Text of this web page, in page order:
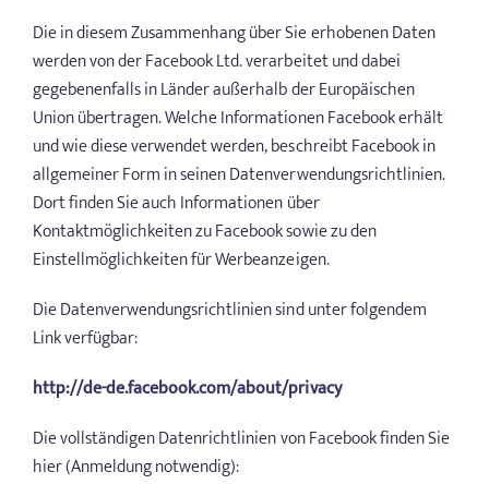
Die in diesem Zusammenhang über Sie erhobenen Daten
werden von der Facebook Ltd. verarbeitet und dabei
gegebenenfalls in Länder außerhalb der Europäischen
Union übertragen. Welche Informationen Facebook erhält
und wie diese verwendet werden, beschreibt Facebook in
allgemeiner Form in seinen Datenverwendungsrichtlinien.
Dort finden Sie auch Informationen über
Kontaktmöglichkeiten zu Facebook sowie zu den
Einstellmöglichkeiten für Werbeanzeigen.
Die Datenverwendungsrichtlinien sind unter folgendem
Link verfügbar:
http://de-de.facebook.com/about/privacy
Die vollständigen Datenrichtlinien von Facebook finden Sie
hier (Anmeldung notwendig):